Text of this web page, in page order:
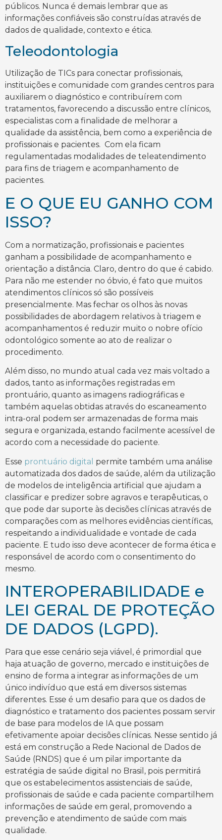
públicos. Nunca é demais lembrar que as
informações confiáveis são construídas através de
dados de qualidade, contexto e ética.
Teleodontologia
Utilização de TICs para conectar profissionais,
instituições e comunidade com grandes centros para
auxiliarem o diagnóstico e contribuírem com
tratamentos, favorecendo a discussão entre clínicos,
especialistas com a finalidade de melhorar a
qualidade da assistência, bem como a experiência de
profissionais e pacientes. Com ela ficam
regulamentadas modalidades de teleatendimento
para fins de triagem e acompanhamento de
pacientes.
E O QUE EU GANHO COM
ISSO?
Com a normatização, profissionais e pacientes
ganham a possibilidade de acompanhamento e
orientação a distância. Claro, dentro do que é cabido.
Para não me estender no óbvio, é fato que muitos
atendimentos clínicos só são possíveis
presencialmente. Mas fechar os olhos às novas
possibilidades de abordagem relativos à triagem e
acompanhamentos é reduzir muito o nobre ofício
odontológico somente ao ato de realizar o
procedimento.
Além disso, no mundo atual cada vez mais voltado a
dados, tanto as informações registradas em
prontuário, quanto as imagens radiográficas e
também aquelas obtidas através do escaneamento
intra-oral podem ser armazenadas de forma mais
segura e organizada, estando facilmente acessível de
acordo com a necessidade do paciente.
Esse prontuário digital permite também uma análise
automatizada dos dados de saúde, além da utilização
de modelos de inteligência artificial que ajudam a
classificar e predizer sobre agravos e terapêuticas, o
que pode dar suporte às decisões clínicas através de
comparações com as melhores evidências científicas,
respeitando a individualidade e vontade de cada
paciente. E tudo isso deve acontecer de forma ética e
responsável de acordo com o consentimento do
mesmo.
INTEROPERABILIDADE e
LEI GERAL DE PROTEÇÃO
DE DADOS (LGPD).
Para que esse cenário seja viável, é primordial que
haja atuação de governo, mercado e instituições de
ensino de forma a integrar as informações de um
único indivíduo que está em diversos sistemas
diferentes. Esse é um desafio para que os dados de
diagnóstico e tratamento dos pacientes possam servir
de base para modelos de IA que possam
efetivamente apoiar decisões clínicas. Nesse sentido já
está em construção a Rede Nacional de Dados de
Saúde (RNDS) que é um pilar importante da
estratégia de saúde digital no Brasil, pois permitirá
que os estabelecimentos assistenciais de saúde,
profissionais de saúde e cada paciente compartilhem
informações de saúde em geral, promovendo a
prevenção e atendimento de saúde com mais
qualidade.